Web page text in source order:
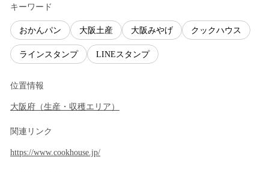
キーワード
おかんパン 大阪土産 大阪みやげ クックハウス
ラインスタンプ LINEスタンプ
位置情報
大阪府 （生産・収穫エリア ）
関連リンク
https://www.cookhouse.jp/